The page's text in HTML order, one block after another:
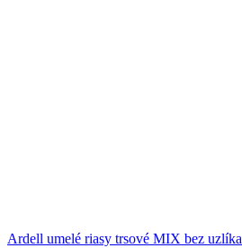
Ardell umelé riasy trsové MIX bez uzlíka